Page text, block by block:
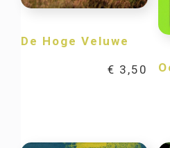
De Hoge Veluwe
€ 3,50